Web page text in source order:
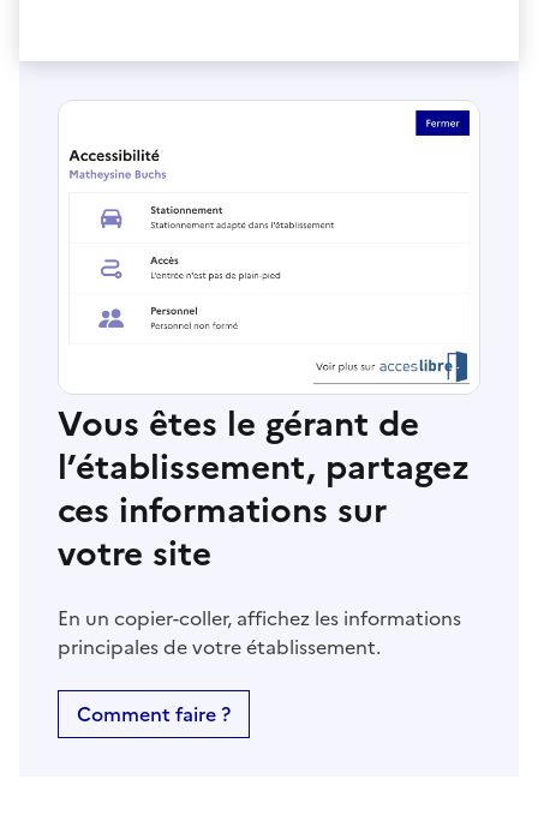
Vous êtes le gérant de
l’établissement, partagez
ces informations sur
votre site
En un copier-coller, affichez les informations
principales de votre établissement.
Comment faire ?